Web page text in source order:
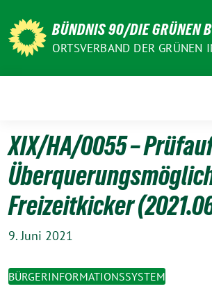
zum
Inhalt
BÜNDNIS 90/DIE GRÜNEN
ORTSVERBAND DER GRÜNEN
XIX/HA/0055 –
Freizeitkicker
9. Juni 2021
BÜRGERINFORMATIONSSYSTEM